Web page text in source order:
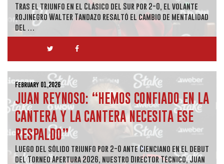
Tras el triunfo en el Clásico del Sur por 2-0, el volante
rojinegro Walter Tandazo resaltó el cambio de mentalidad
del …
February 01,2026
JUAN REYNOSO: “HEMOS CONFIADO EN LA
CANTERA Y LA CANTERA NECESITA ESE
RESPALDO”
Luego del sólido triunfo por 2-0 ante Cienciano en el debut
del Torneo Apertura 2026, nuestro Director Técnico, Juan